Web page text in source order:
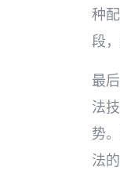
种
段
最
法
势
法